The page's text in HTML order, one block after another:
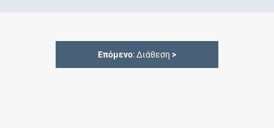
Επόμενο: Διάθεση >